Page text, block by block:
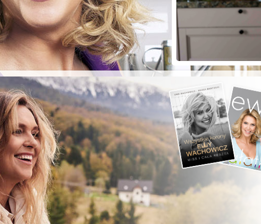
PIECZYSTE POD
CHMURKĄ!
Przepisy na grilla;-)